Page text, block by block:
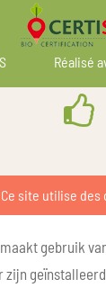
Réalisé
Ce site utilise des
gebruik
zijn